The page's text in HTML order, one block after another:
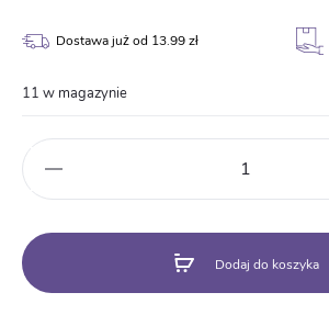
Dostawa już od 13.99 zł
11 w magazynie
taneczny
B140
Dodaj do koszyka